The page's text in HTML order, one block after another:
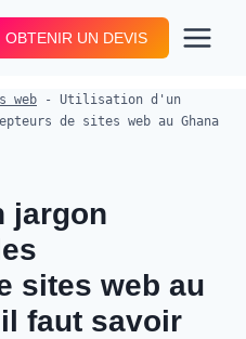
OBTENIR UN DEVIS
web - Utilisation d'un
de sites web au Ghana
jargon
sites web au
faut savoir